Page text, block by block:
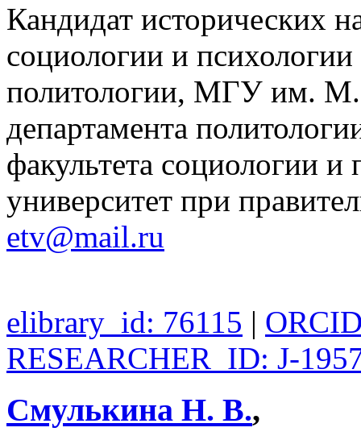
Кандидат исторических
социологии и
политологии, МГУ им.
департамента
факультета социологии
университет при
etv@mail.ru
elibrary_id: 76115 |
RESEARCHER_ID: J-
Смулькина Н. В.,